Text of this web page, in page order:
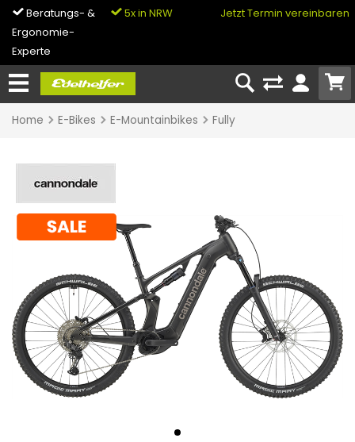
Beratungs- &
Ergonomie-
Experte
5x in NRW
0% Finanzierung
Jetzt Termin vereinbaren
Home E-Bikes E-Mountainbikes Fully